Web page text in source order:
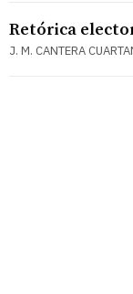
Retórica
J. M. CANTERA